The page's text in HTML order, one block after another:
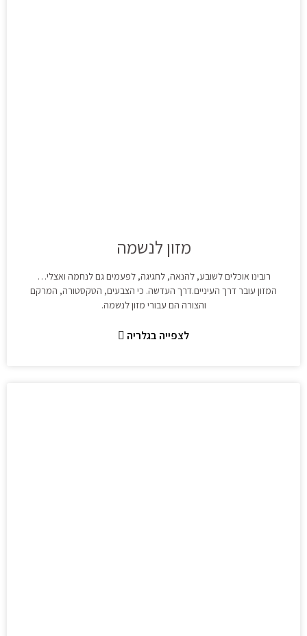
מזון לנשמה
רובינו אוכלים לשובע, להנאה, לחגיגה, לפעמים גם לנחמה ואצלי…
המזון עובר דרך העיניים.דרך העדשה. כי הצבעים, הטקסטורה, המרקם
והצורה הם עבורי מזון לנשמה.
לצפייה בגלריה